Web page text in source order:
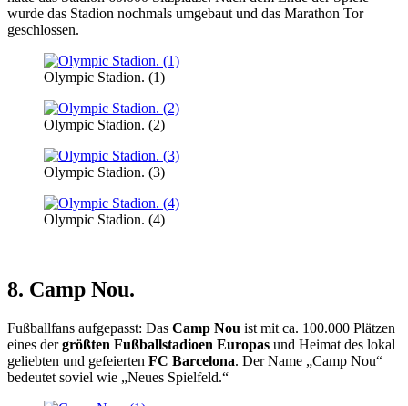
wurde das Stadion nochmals umgebaut und das Marathon Tor
geschlossen.
Olympic Stadion. (1)
Olympic Stadion. (2)
Olympic Stadion. (3)
Olympic Stadion. (4)
8. Camp Nou.
Fußballfans aufgepasst: Das Camp Nou ist mit ca. 100.000 Plätzen
eines dergrößten Fußballstadioen Europas und Heimat des lokal
geliebten und gefeierten FC Barcelona. Der Name „Camp Nou“
bedeutet soviel wie „Neues Spielfeld.“